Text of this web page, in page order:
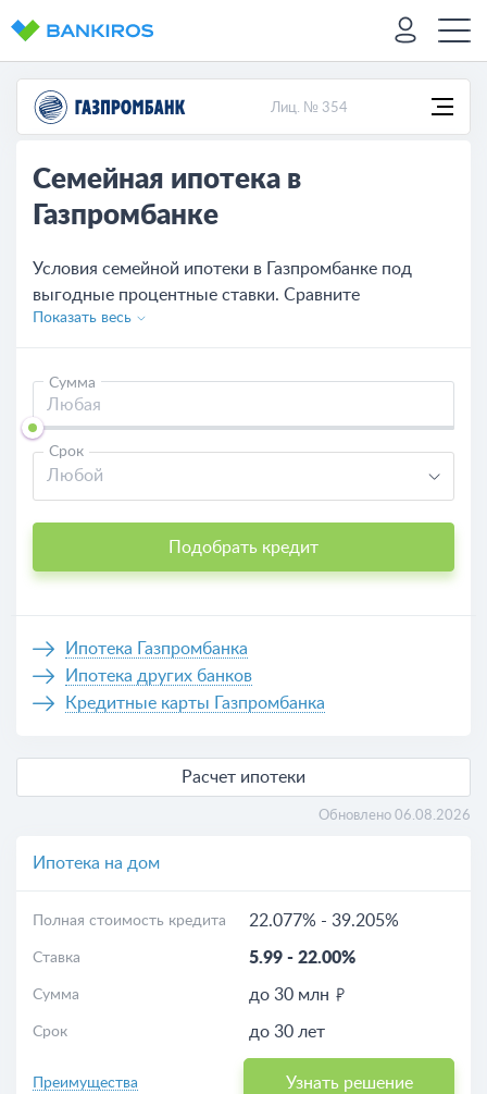
Лиц. № 354
Семейная ипотека в
Газпромбанке
Условия семейной ипотеки в Газпромбанке под
выгодные процентные ставки. Сравните
предложения банков, рассчитайте платежи с
онлайн-заявку.
Показать весь
Сумма
Срок
Любой
Подобрать кредит
Ипотека Газпромбанка
Ипотека других банков
Кредитные карты Газпромбанка
Расчет ипотеки
Обновлено 06.08.2026
Ипотека на дом
Полная стоимость кредита 22.077% - 39.205%
Ставка 5.99 - 22.00%
Сумма до 30 млн
Срок до 30 лет
Преимущества Узнать решение